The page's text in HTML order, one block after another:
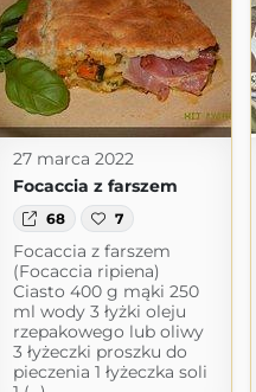
27 marca 2022
Focaccia z farszem
68 7
Focaccia z farszem
(Focaccia ripiena)
Ciasto 400 g mąki 250
ml wody 3 łyżki oleju
rzepakowego lub oliwy
3 łyżeczki proszku do
pieczenia 1 łyżeczka soli